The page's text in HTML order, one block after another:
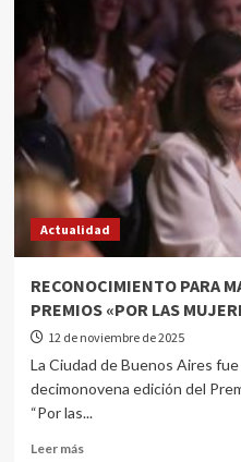
Actualidad
RECONOCIMIENTO PARA
PREMIOS «POR LAS
12 de noviembre de 2025
La Ciudad de Buenos Aires
decimonovena edición del
“Por las...
Leer más